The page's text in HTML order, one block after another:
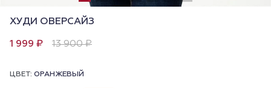
ХУДИ ОВЕРСАЙЗ
1 999 ₽ 13 900 ₽
ЦВЕТ: ОРАНЖЕВЫЙ